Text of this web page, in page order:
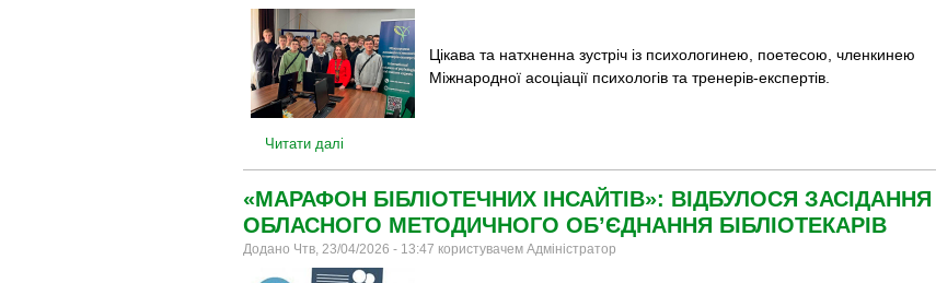
Цікава та натхненна зустріч із психологинею, поетесою, членкинею
Міжнародної асоціації психологів та тренерів-експертів.
Читати далі
«МАРАФОН БІБЛІОТЕЧНИХ ІНСАЙТІВ»: ВІДБУЛОСЯ ЗАСІДАННЯ
ОБЛАСНОГО МЕТОДИЧНОГО ОБ’ЄДНАННЯ БІБЛІОТЕКАРІВ
Додано Чтв, 23/04/2026 - 13:47 користувачем Адміністратор